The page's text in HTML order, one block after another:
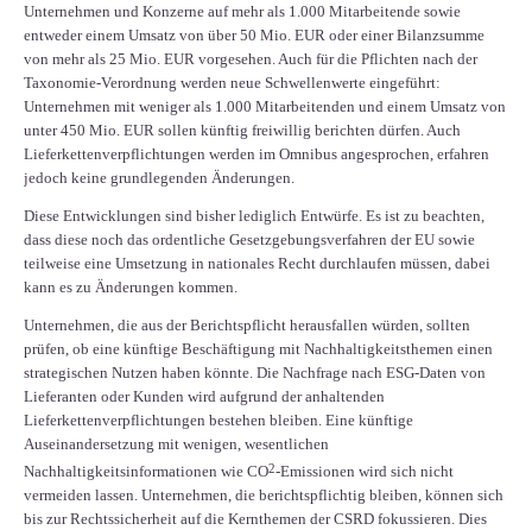
Unternehmen und Konzerne auf mehr als 1.000 Mitarbeitende sowie
entweder einem Umsatz von über 50 Mio. EUR oder einer Bilanzsumme
von mehr als 25 Mio. EUR vorgesehen. Auch für die Pflichten nach der
Taxonomie-Verordnung werden neue Schwellenwerte eingeführt:
Unternehmen mit weniger als 1.000 Mitarbeitenden und einem Umsatz von
unter 450 Mio. EUR sollen künftig freiwillig berichten dürfen. Auch
Lieferkettenverpflichtungen werden im Omnibus angesprochen, erfahren
jedoch keine grundlegenden Änderungen.
Diese Entwicklungen sind bisher lediglich Entwürfe. Es ist zu beachten,
dass diese noch das ordentliche Gesetzgebungsverfahren der EU sowie
teilweise eine Umsetzung in nationales Recht durchlaufen müssen, dabei
kann es zu Änderungen kommen.
Unternehmen, die aus der Berichtspflicht herausfallen würden, sollten
prüfen, ob eine künftige Beschäftigung mit Nachhaltigkeitsthemen einen
strategischen Nutzen haben könnte. Die Nachfrage nach ESG-Daten von
Lieferanten oder Kunden wird aufgrund der anhaltenden
Lieferkettenverpflichtungen bestehen bleiben. Eine künftige
Auseinandersetzung mit wenigen, wesentlichen
Nachhaltigkeitsinformationen wie CO2-Emissionen wird sich nicht
vermeiden lassen. Unternehmen, die berichtspflichtig bleiben, können sich
bis zur Rechtssicherheit auf die Kernthemen der CSRD fokussieren. Dies